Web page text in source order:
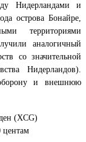
Нидерландами и
острова Бонайре,
территориями
аналогичный
со значительной
Нидерландов).
и внешнюю
(XCG)
центам